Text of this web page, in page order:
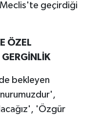
geçirdiği
ÖZEL
bekleyen
'Özgür